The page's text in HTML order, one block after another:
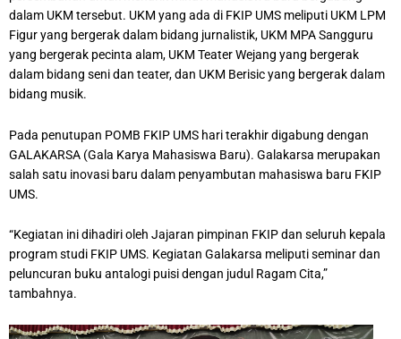
dalam UKM tersebut. UKM yang ada di FKIP UMS meliputi UKM LPM
Figur yang bergerak dalam bidang jurnalistik, UKM MPA Sangguru
yang bergerak pecinta alam, UKM Teater Wejang yang bergerak
dalam bidang seni dan teater, dan UKM Berisic yang bergerak dalam
bidang musik.
Pada penutupan POMB FKIP UMS hari terakhir digabung dengan
GALAKARSA (Gala Karya Mahasiswa Baru). Galakarsa merupakan
salah satu inovasi baru dalam penyambutan mahasiswa baru FKIP
UMS.
“Kegiatan ini dihadiri oleh Jajaran pimpinan FKIP dan seluruh kepala
program studi FKIP UMS. Kegiatan Galakarsa meliputi seminar dan
peluncuran buku antalogi puisi dengan judul Ragam Cita,”
tambahnya.